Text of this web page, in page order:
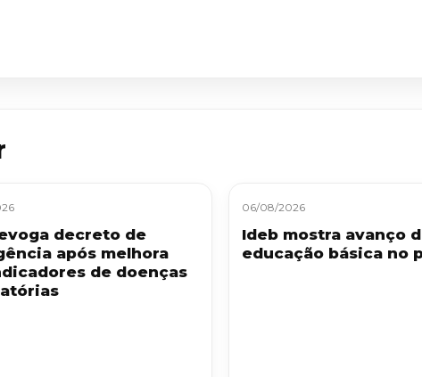
decreto de
após melhora
de doenças
06/08/2026
Ideb mostra avanço
educação básica no